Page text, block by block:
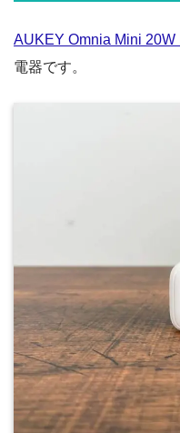
AUKEY Omnia Mini 20W II
電器です。